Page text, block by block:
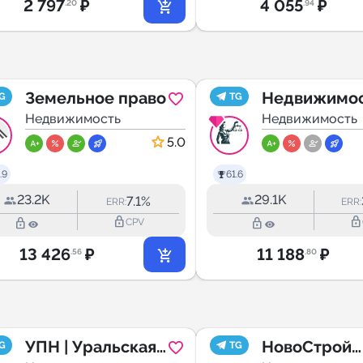
2 797.20 ₽ 4 055.94 ₽
Земельное право
Недвижимость
5.0
23.2K ERR:7.1%
lock_outline lock_outlineCPV
13 426.56 ₽
TG
61.6
закон
Недвижимость
29.1K ERR:
lock_outline lock_outline
11 188.80 ₽
УПН | Уральская
TG
НовоСтрой